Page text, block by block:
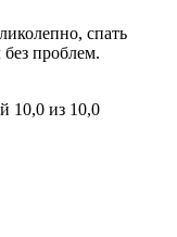
спать
проблем.
10,0 из 10,0